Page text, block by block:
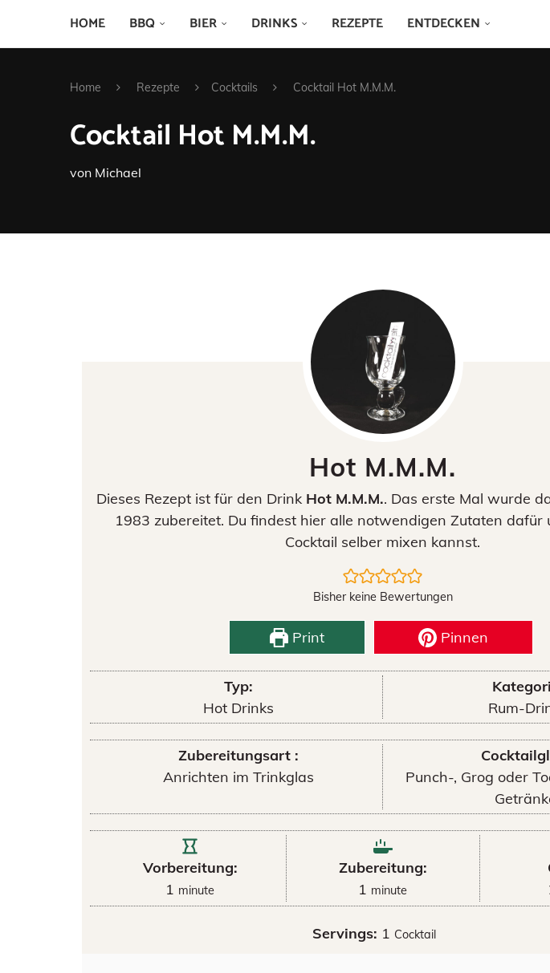
HOME BBQ BIER DRINKS REZEPTE ENTDECKEN
Home Rezepte Cocktails Cocktail Hot M.M.M.
Cocktail Hot M.M.M.
von Michael
Hot M.M.M.
Dieses Rezept ist für den Drink Hot M.M.M.. Das erste Mal wurde
1983 zubereitet. Du findest hier alle notwendigen Zutaten dafür
Cocktail selber mixen kannst.
Bisher keine Bewertungen
Print Pinnen
Typ:
Hot Drinks
Rum-
Zubereitungsart :
Anrichten im Trinkglas
Punch-, Grog oder
Vorbereitung:
1 minute
Zubereitung:
1 minute
Servings: 1 Cocktail